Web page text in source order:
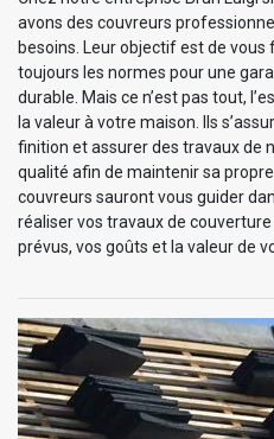
avons des couvreurs
besoins. Leur objectif est de
toujours les normes pour une
durable. Mais ce n’est pas tout,
la valeur à votre maison. Ils
finition et assurer des travaux de
qualité afin de maintenir sa
couvreurs sauront vous guider
réaliser vos travaux de
prévus, vos goûts et la valeur de